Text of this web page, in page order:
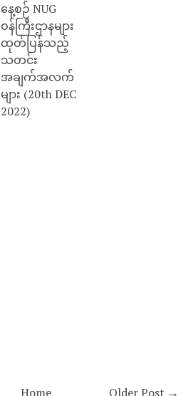
နေ့စဉ် NUG
ဝန်ကြီးဌာနများ
ထုတ်ပြန်သည့်
သတင်း
အချက်အလက်
များ (20th DEC
2022)
Older Post →
Home